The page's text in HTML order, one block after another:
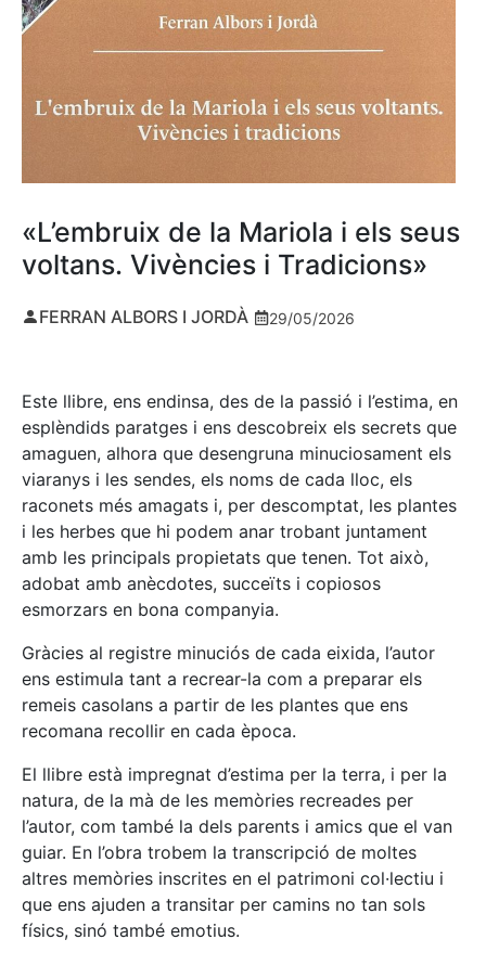
«L’embruix de la Mariola i els seus
voltans. Vivències i Tradicions»
FERRAN ALBORS I JORDÀ 29/05/2026
Este llibre, ens endinsa, des de la passió i l’estima, en
esplèndids paratges i ens descobreix els secrets que
amaguen, alhora que desengruna minuciosament els
viaranys i les sendes, els noms de cada lloc, els
raconets més amagats i, per descomptat, les plantes
i les herbes que hi podem anar trobant juntament
amb les principals propietats que tenen. Tot això,
adobat amb anècdotes, succeïts i copiosos
esmorzars en bona companyia.
Gràcies al registre minuciós de cada eixida, l’autor
ens estimula tant a recrear-la com a preparar els
remeis casolans a partir de les plantes que ens
recomana recollir en cada època.
El llibre està impregnat d’estima per la terra, i per la
natura, de la mà de les memòries recreades per
l’autor, com també la dels parents i amics que el van
guiar. En l’obra trobem la transcripció de moltes
altres memòries inscrites en el patrimoni col·lectiu i
que ens ajuden a transitar per camins no tan sols
físics, sinó també emotius.